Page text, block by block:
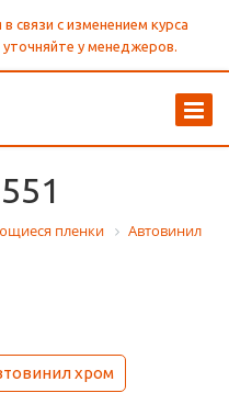
связи с изменением курса
у менеджеров.
пленки
Автовинил
хром